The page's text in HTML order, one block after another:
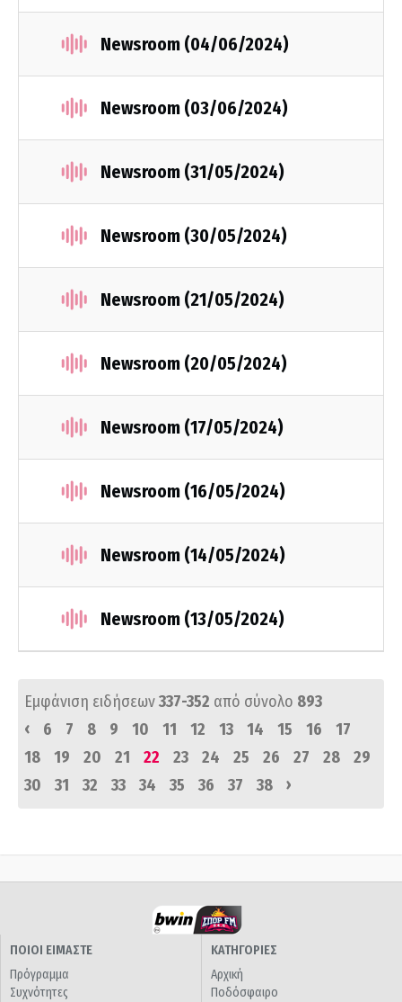
Newsroom (04/06/2024)
Newsroom (03/06/2024)
Newsroom (31/05/2024)
Newsroom (30/05/2024)
Newsroom (21/05/2024)
Newsroom (20/05/2024)
Newsroom (17/05/2024)
Newsroom (16/05/2024)
Newsroom (14/05/2024)
Newsroom (13/05/2024)
Εμφάνιση ειδήσεων337-352 από σύνολο 893
‹
6 7 8 9 10 11 12 13 14 15 16
17
18
19 20 21 22 23 24 25 26 27 28
29
30
31 32 33 34 35 36 37 38 ›
ΠΟΙΟΙ ΕΙΜΑΣΤΕ
Πρόγραμμα
Συχνότητες
ΚΑΤΗΓΟΡΙΕΣ
Αρχική
Ποδόσφαιρο